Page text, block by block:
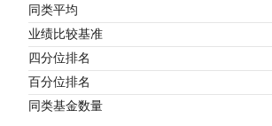
同类平均
业绩比较基准
四分位排名
百分位排名
同类基金数量